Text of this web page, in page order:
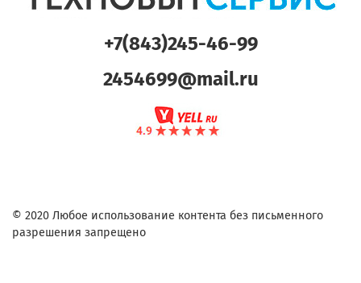
+7(843)245-46-99
2454699@mail.ru
© 2020 Любое использование контента без письменного
разрешения запрещено